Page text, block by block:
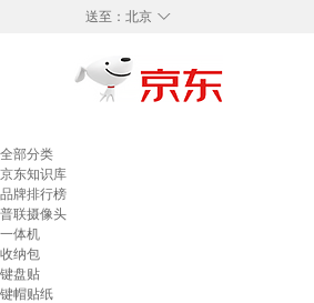
◇
送至： 北京
全部分类
京东知识库
品牌排行榜
普联摄像头
一体机
收纳包
键盘贴
键帽贴纸